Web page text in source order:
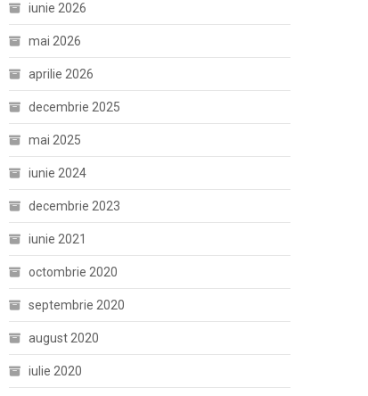
iunie 2026
mai 2026
aprilie 2026
decembrie 2025
mai 2025
iunie 2024
decembrie 2023
iunie 2021
octombrie 2020
septembrie 2020
august 2020
iulie 2020